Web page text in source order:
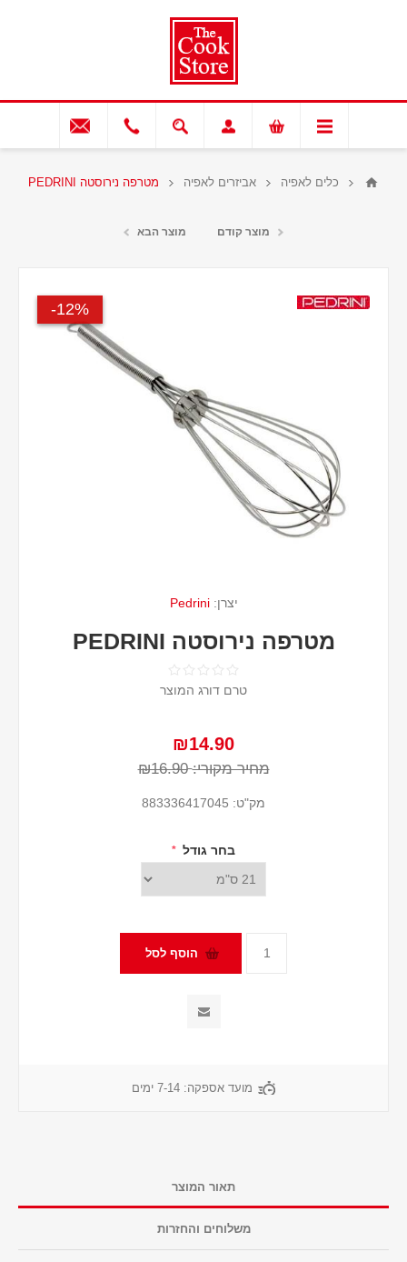
כלים לאפיה אביזרים לאפיה מטרפה נירוסטה PEDRINI
מוצר קודם מוצר הבא
12%-
יצרן: Pedrini
מטרפה נירוסטה PEDRINI
טרם דורג המוצר
₪14.90
מחיר מקורי: ₪16.90
מק"ט: 883336417045
בחר גודל *
מועד אספקה: 7-14 ימים
תאור המוצר
משלוחים והחזרות